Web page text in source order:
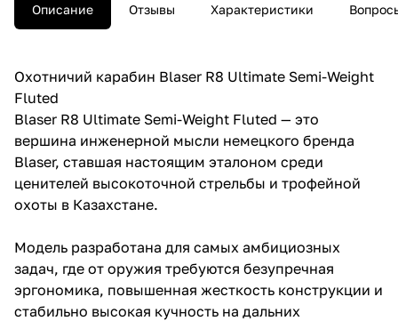
Описание Отзывы Характеристики
Охотничий карабин Blaser R8 Ultimate Semi-Weight
Fluted
Blaser R8 Ultimate Semi-Weight Fluted — это
вершина инженерной мысли немецкого бренда
Blaser, ставшая настоящим эталоном среди
ценителей высокоточной стрельбы и трофейной
охоты в Казахстане.
Модель разработана для самых амбициозных
задач, где от оружия требуются безупречная
эргономика, повышенная жесткость конструкции и
стабильно высокая кучность на дальних